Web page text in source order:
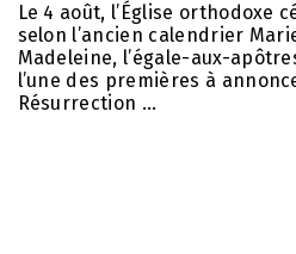
Le 4 août, l’Église orthodoxe
selon l’ancien calendrier
Madeleine, l’égale-aux-
l’une des premières à
Résurrection ...